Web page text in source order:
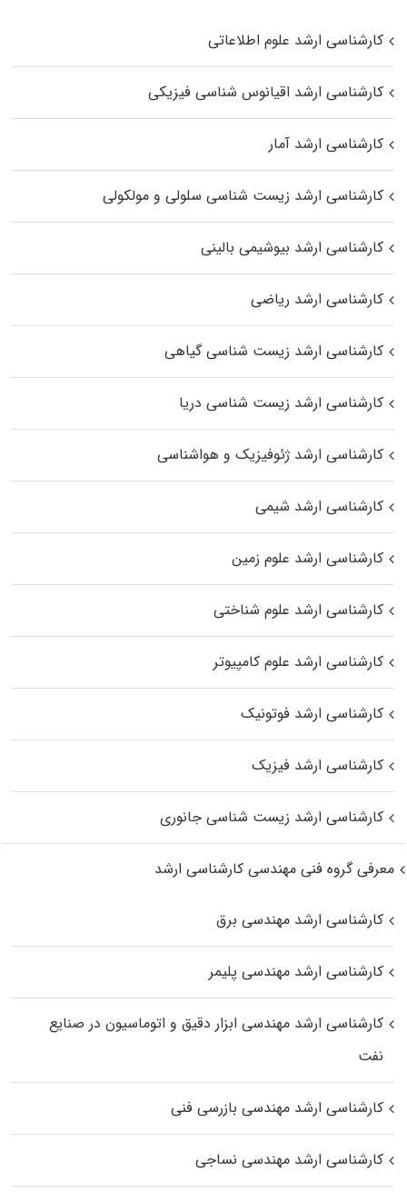
کارشناسی ارشد علوم اطلاعاتی
کارشناسی ارشد اقیانوس‌ شناسی فیزیکی
کارشناسی ارشد آمار
کارشناسی ارشد زیست شناسی سلولی و مولکولی
کارشناسی ارشد بیوشیمی بالینی
کارشناسی ارشد ریاضی
کارشناسی ارشد زیست‌ شناسی گیاهی
کارشناسی ارشد زیست‌ شناسی دریا
کارشناسی ارشد ژئوفیزیک و هواشناسی
کارشناسی ارشد شیمی
کارشناسی ارشد علوم زمین
کارشناسی ارشد علوم شناختی
کارشناسی ارشد علوم کامپیوتر
کارشناسی ارشد فوتونیک
کارشناسی ارشد فیزیک
کارشناسی ارشد زیست‌ شناسی جانوری
معرفی گروه فنی مهندسی کارشناسی ارشد
کارشناسی ارشد مهندسی برق
کارشناسی ارشد مهندسی پلیمر
کارشناسی ارشد مهندسی ابزار دقیق و اتوماسیون در صنایع
نفت
کارشناسی ارشد مهندسی بازرسی فنی
کارشناسی ارشد مهندسی نساجی